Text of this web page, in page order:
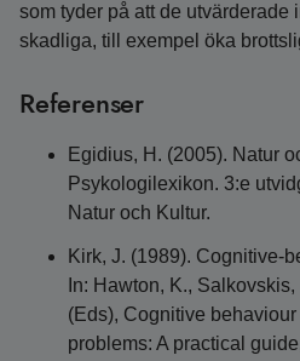
som tyder på att de utvärderade
skadliga, till exempel öka
Referenser
Egidius, H. (2005). Natur
Psykologilexikon. 3:e
Natur och Kultur.
Kirk, J. (1989). Cognitive-
In: Hawton, K.,
(Eds), Cognitive
problems: A practical